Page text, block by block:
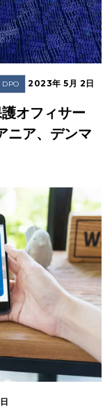
DPO 2023年 5月 2日
オフィサー
ニア、デンマ